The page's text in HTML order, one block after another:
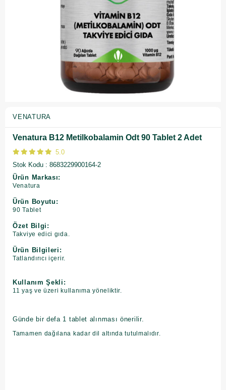
VENATURA
Venatura B12 Metilkobalamin Odt 90 Tablet 2 Adet
5.0
Stok Kodu
8683229900164-2
Ürün Markası:
Venatura
Ürün Boyutu:
90 Tablet
Özet Bilgi:
Takviye edici gıda.
Ürün Bilgileri:
Tatlandırıcı içerir.
Kullanım Şekli:
11 yaş ve üzeri kullanıma yöneliktir.
Günde bir defa 1 tablet alınması önerilir.
Tamamen dağılana kadar dil altında tutulmalıdır.